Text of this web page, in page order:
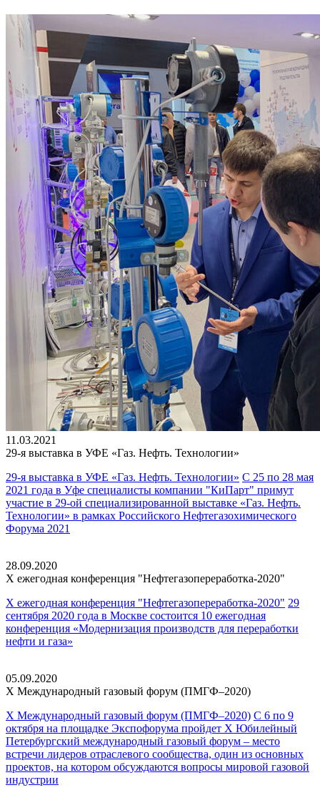
11.03.2021
29-я выставка в УФЕ «Газ. Нефть. Технологии»
29-я выставка в УФЕ «Газ. Нефть. Технологии» С 25 по 28 мая
2021 года в Уфе cпециалисты компании "КиПарт" примут
участие в 29-ой специализированной выставке «Газ. Нефть.
Технологии» в рамках Российского Нефтегазохимического
Форума 2021
28.09.2020
X ежегодная конференция "Нефтегазопереработка-2020"
X ежегодная конференция "Нефтегазопереработка-2020" 29
сентября 2020 года в Москве состоится 10 ежегодная
конференция «Модернизация производств для переработки
нефти и газа»
05.09.2020
X Международный газовый форум (ПМГФ–2020)
X Международный газовый форум (ПМГФ–2020) С 6 по 9
октября на площадке Экспофорума пройдет Х Юбилейный
Петербургский международный газовый форум – место
встречи лидеров отраслевого сообщества, один из основных
проектов, на котором обсуждаются вопросы мировой газовой
индустрии